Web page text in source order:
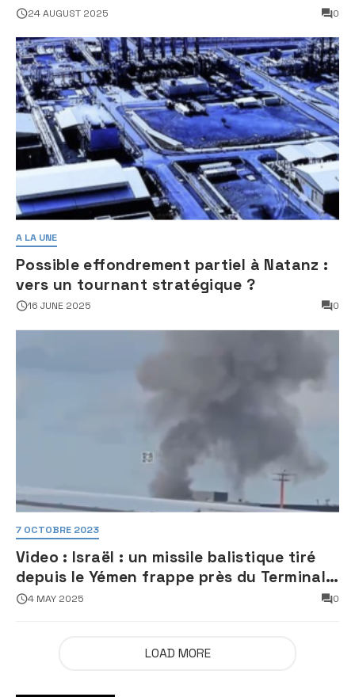
24 AUGUST 2025 0
A LA UNE
Possible effondrement partiel à Natanz :
vers un tournant stratégique ?
16 JUNE 2025 0
7 OCTOBRE 2023
Video : Israël : un missile balistique tiré
depuis le Yémen frappe près du Terminal
3 de l’aéroport Ben Gourion
4 MAY 2025 0
LOAD MORE